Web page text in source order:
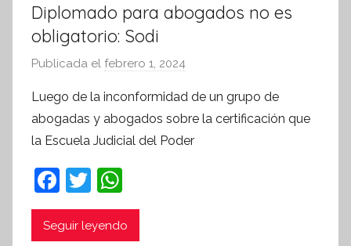
Diplomado para abogados no es
obligatorio: Sodi
Publicada el febrero 1, 2024
r
S
í
Luego de la inconformidad de un grupo de
abogadas y abogados sobre la certificación que
la Escuela Judicial del Poder
F
a
c
T
w
itt
h
at
Seguir leyendo